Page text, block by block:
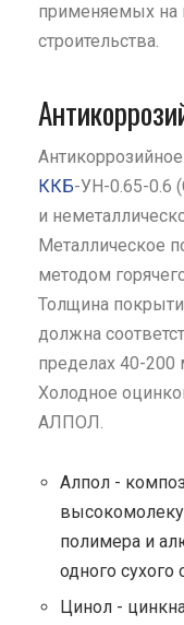
применяемых
строительства.
ККБ-УН-0.65-0.6
и
Металлическое
методом
Толщина
должна
пределах 40-200
Холодное
АЛПОЛ.
Алпол -
полимера и
одного
Цинол -